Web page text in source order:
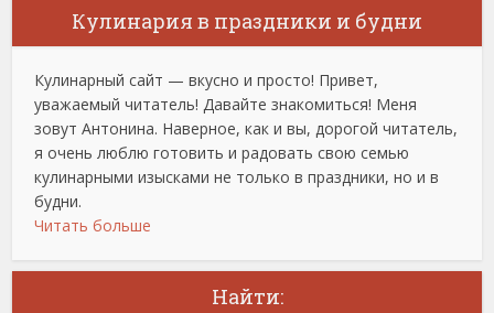
Кулинария в праздники и будни
Кулинарный сайт — вкусно и просто! Привет,
уважаемый читатель! Давайте знакомиться! Меня
зовут Антонина. Наверное, как и вы, дорогой читатель,
я очень люблю готовить и радовать свою семью
кулинарными изысками не только в праздники, но и в
будни.
Читать больше
Найти: